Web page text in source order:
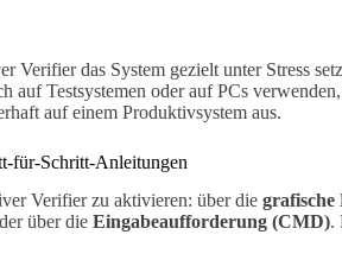
Verifier das System gezielt unter Stress
auf Testsystemen oder auf PCs
auf einem Produktivsystem aus.
für-Schritt-Anleitungen
Verifier zu aktivieren: über die grafische
über die Eingabeaufforderung (CMD).